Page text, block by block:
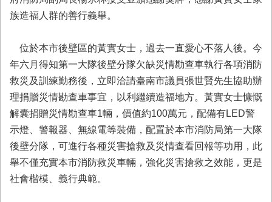
業
訊
服
務
消
防
宣
導
民
力
族造福人群的善行義舉。
位於本市後壁區的黃實女士，過去一直愛心不落人後。今
年六月得知第一大隊後壁分隊欠缺災情勘查車執行各項消防
救災及訓練勤務後，立即洽請臺南市議員張世賢先生協助辦
理捐贈災情勘查車事宜，以利繼續造福地方。黃實女士慷慨
解囊捐贈災情勘查車1輛，價值約100萬元，配備有LED警
示燈、警報器、無線電等裝備，配置於本市消防局第一大隊
後壁分隊，可進行各種災害搶救及災情查看回報等功用，此
舉不僅充實本市消防救災車輛，強化災害搶救之效能，更是
社會楷模、義行典範。